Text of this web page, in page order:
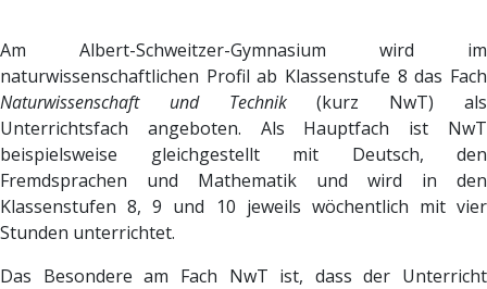
Am Albert-Schweitzer-Gymnasium wird im
naturwissenschaftlichen Profil ab Klassenstufe 8 das Fach
Naturwissenschaft und Technik(kurz NwT) als
Unterrichtsfach angeboten. Als Hauptfach ist NwT
beispielsweise gleichgestellt mit Deutsch, den
Fremdsprachen und Mathematik und wird in den
Klassenstufen 8, 9 und 10 jeweils wöchentlich mit vier
Stunden unterrichtet.
Das Besondere am Fach NwT ist, dass der Unterricht